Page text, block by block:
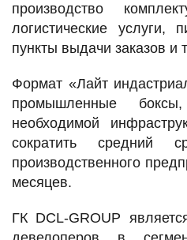
производство
логистические услуги,
пункты выдачи заказов и
Формат «Лайт
промышленные
необходимой
сократить средний
производственного
месяцев.
ГК DCL-GROUP